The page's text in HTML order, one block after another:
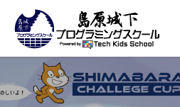
Home